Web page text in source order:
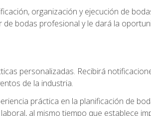
organización y ejecución de
bodas profesional y le dará la
personalizadas. Recibirá
de la industria.
práctica en la planificación de
al mismo tiempo que establece